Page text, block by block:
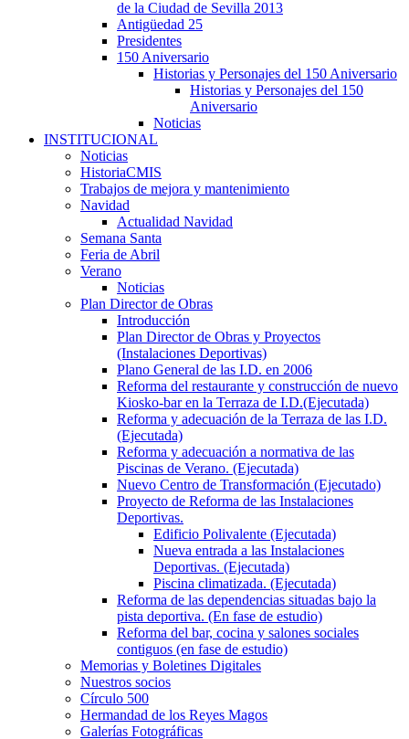
de la Ciudad de Sevilla 2013
Antigüedad 25
Presidentes
150 Aniversario
Historias y Personajes del 150 Aniversario
Historias y Personajes del 150
Aniversario
Noticias
INSTITUCIONAL
Noticias
HistoriaCMIS
Trabajos de mejora y mantenimiento
Navidad
Actualidad Navidad
Semana Santa
Feria de Abril
Verano
Noticias
Plan Director de Obras
Introducción
Plan Director de Obras y Proyectos
(Instalaciones Deportivas)
Plano General de las I.D. en 2006
Reforma del restaurante y construcción de nuevo
Kiosko-bar en la Terraza de I.D.(Ejecutada)
Reforma y adecuación de la Terraza de las I.D.
(Ejecutada)
Reforma y adecuación a normativa de las
Piscinas de Verano. (Ejecutada)
Nuevo Centro de Transformación (Ejecutado)
Proyecto de Reforma de las Instalaciones
Deportivas.
Edificio Polivalente (Ejecutada)
Nueva entrada a las Instalaciones
Deportivas. (Ejecutada)
Piscina climatizada. (Ejecutada)
Reforma de las dependencias situadas bajo la
pista deportiva. (En fase de estudio)
Reforma del bar, cocina y salones sociales
contiguos (en fase de estudio)
Memorias y Boletines Digitales
Nuestros socios
Círculo 500
Hermandad de los Reyes Magos
Galerías Fotográficas